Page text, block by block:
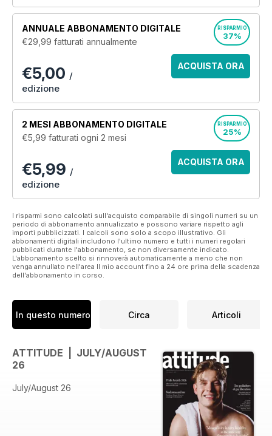
ANNUALE ABBONAMENTO DIGITALE
€29,99 fatturati annualmente
RISPARMIO
37%
€5,00 /
edizione
ACQUISTA ORA
2 MESI ABBONAMENTO DIGITALE
€5,99 fatturati ogni 2 mesi
RISPARMIO
25%
€5,99 /
edizione
ACQUISTA ORA
I risparmi sono calcolati sull'acquisto comparabile di singoli numeri su un
periodo di abbonamento annualizzato e possono variare rispetto agli
importi pubblicizzati. I calcoli sono solo a scopo illustrativo. Gli
abbonamenti digitali includono l'ultimo numero e tutti i numeri regolari
pubblicati durante l'abbonamento, se non diversamente indicato.
L'abbonamento scelto si rinnoverà automaticamente a meno che non
venga annullato nell'area Il mio account fino a 24 ore prima della scadenza
dell'abbonamento in corso.
In questo numero Circa Articoli
ATTITUDE | JULY/AUGUST
26
July/August 26